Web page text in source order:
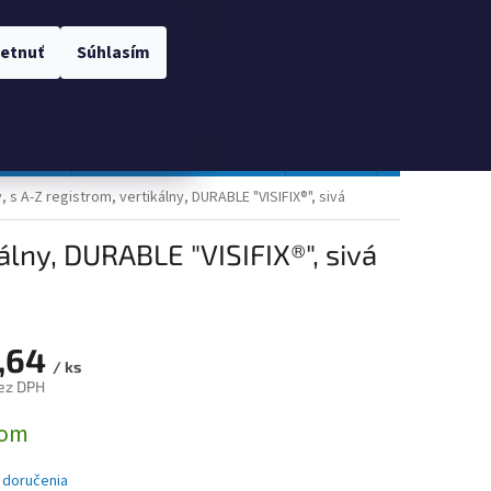
Súhlasím
s A-Z registrom, vertikálny, DURABLE "VISIFIX®", sivá
DURABLE "VISIFIX®", sivá
/ ks
DPH